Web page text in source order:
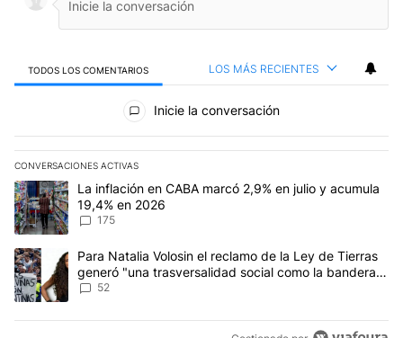
TODOS LOS COMENTARIOS LOS MÁS RECIENTES
Todos los comentarios
Inicie la conversación
CONVERSACIONES ACTIVAS
Este listado muestra los artículos con más comentarios en los
Un artículo de tendencia con el título "La inflación en CABA
La inflación en CABA marcó 2,9% en julio y acumula
19,4% en 2026
175
Un artículo de tendencia con el título "Para Natalia Volosin el
Para Natalia Volosin el reclamo de la Ley de Tierras
generó "una trasversalidad social como la bandera
de Malvinas"
52